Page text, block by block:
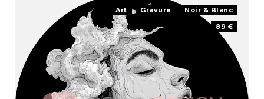
Art Gravure
Noir & Blanc
89 €